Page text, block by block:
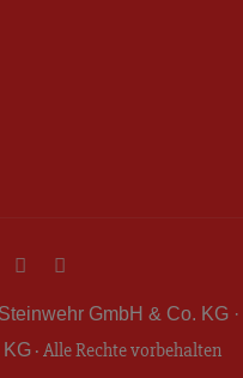
GmbH & Co. KG ·
· Alle Rechte vorbehalten